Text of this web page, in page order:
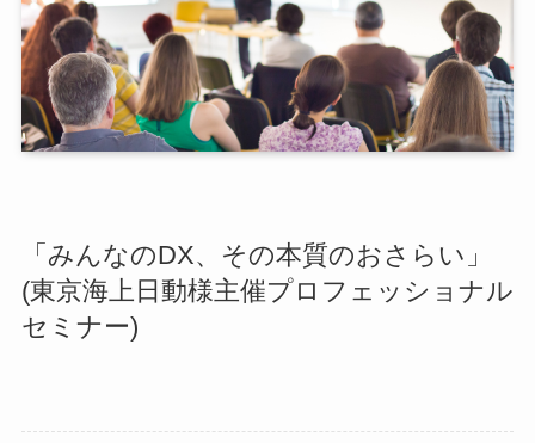
「みんなのDX、その本質のおさらい」
(東京海上日動様主催プロフェッショナル
セミナー)